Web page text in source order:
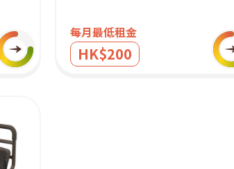
每月最低租金
HK$200